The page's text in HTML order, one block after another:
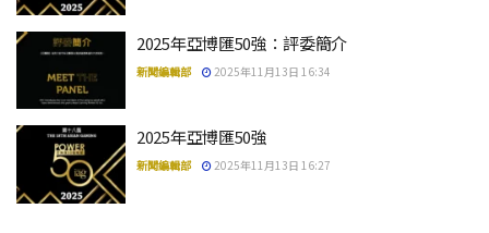
2025年亞博匯50強：評委簡介
新聞編輯部 2025年11月13日 16:34
2025年亞博匯50強
新聞編輯部 2025年11月13日 16:27